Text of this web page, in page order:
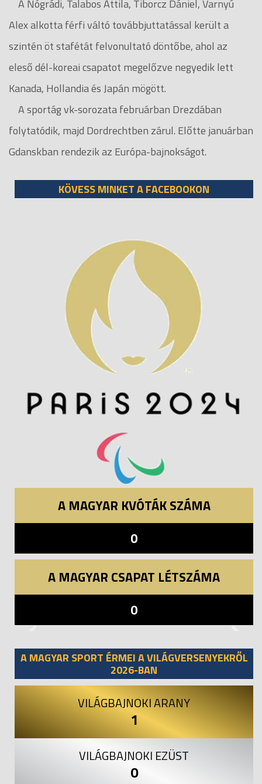
A Nógrádi, Talabos Attila, Tiborcz Dániel, Varnyú
Alex alkotta férfi váltó továbbjuttatással került a
szintén öt stafétát felvonultató döntőbe, ahol az
eleső dél-koreai csapatot megelőzve negyedik lett
Kanada, Hollandia és Japán mögött.
A sportág vk-sorozata februárban Drezdában
folytatódik, majd Dordrechtben zárul. Előtte januárban
Gdanskban rendezik az Európa-bajnokságot.
KÖVESS MINKET A FACEBOOKON
A MAGYAR KVÓTÁK SZÁMA
0
A MAGYAR CSAPAT LÉTSZÁMA
0
A MAGYAR SPORT ÉRMEI A VILÁGVERSENYEKRŐL
2026-BAN
VILÁGBAJNOKI ARANY
1
VILÁGBAJNOKI EZÜST
0